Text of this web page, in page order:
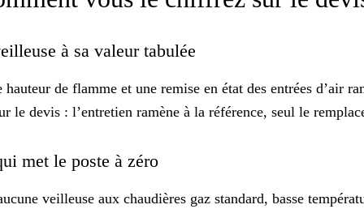
à sa valeur tabulée
de flamme et une remise en état des entrées d’air
le devis : l’entretien ramène à la référence, seul le
met le poste à zéro
veilleuse aux chaudières gaz standard, basse